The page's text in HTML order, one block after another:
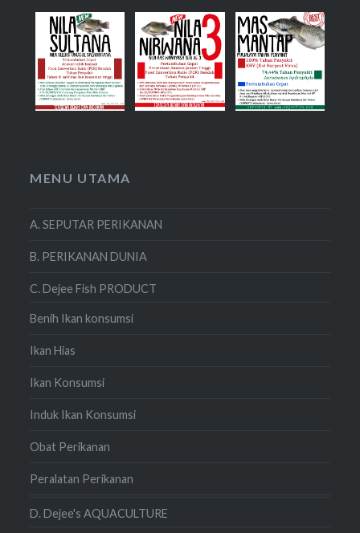
MENU UTAMA
A. SEPUTAR PERIKANAN
B. PERIKANAN DUNIA
C. Dejee Fish PRODUCT
Benih Ikan konsumsi
Ikan Hias
Ikan Konsumsi
Induk Ikan Konsumsi
Obat Perikanan
Peralatan Perikanan
D. Dejee's AQUACULTURE